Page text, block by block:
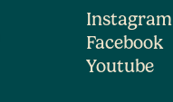
Instagram
Facebook
Youtube